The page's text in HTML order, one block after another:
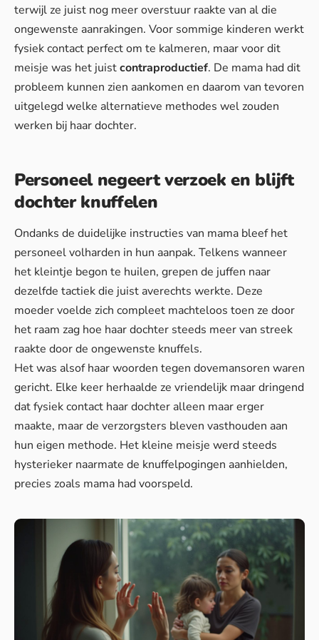
terwijl ze juist nog meer overstuur raakte van al die
ongewenste aanrakingen. Voor sommige kinderen werkt
fysiek contact perfect om te kalmeren, maar voor dit
meisje was het juistcontraproductief. De mama had dit
probleem kunnen zien aankomen en daarom van tevoren
uitgelegd welke alternatieve methodes wel zouden
werken bij haar dochter.
Personeel negeert verzoek en blijft
dochter knuffelen
Ondanks de duidelijke instructies van mama bleef het
personeel volharden in hun aanpak. Telkens wanneer
het kleintje begon te huilen, grepen de juffen naar
dezelfde tactiek die juist averechts werkte. Deze
moeder voelde zich compleet machteloos toen ze door
het raam zag hoe haar dochter steeds meer van streek
raakte door de ongewenste knuffels.
Het was alsof haar woorden tegen dovemansoren waren
gericht. Elke keer herhaalde ze vriendelijk maar dringend
dat fysiek contact haar dochter alleen maar erger
maakte, maar de verzorgsters bleven vasthouden aan
hun eigen methode. Het kleine meisje werd steeds
hysterieker naarmate de knuffelpogingen aanhielden,
precies zoals mama had voorspeld.